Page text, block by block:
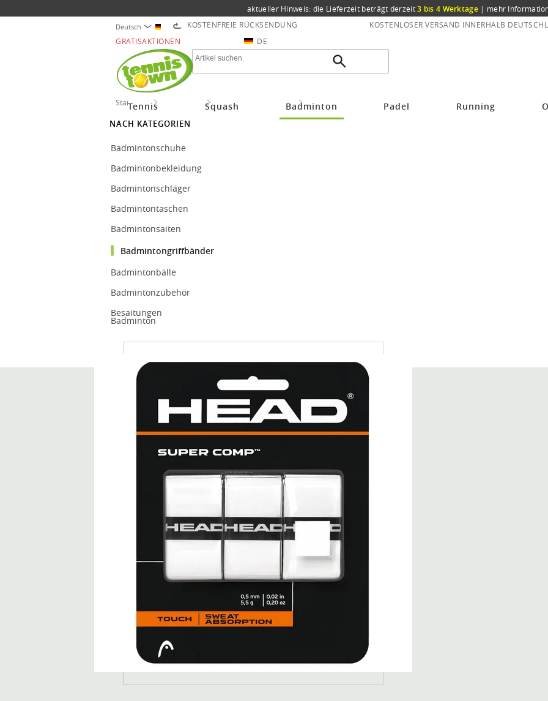
aktueller Hinweis: die Lieferzeit beträgt derzeit3 bis 4 Werktage | mehr
Deutsch KOSTENFREIE RÜCKSENDUNG
KOSTENLOSER VERSAND INNERHALB
GRATISAKTIONEN
DE
Tennis Squash Badminton Padel Running
Startseite Badmintongriffbänder Head Overgrip Super Comp 0.5mm weiss 3er
NACH KATEGORIEN
Badmintonschuhe
Badmintonbekleidung
Badmintonschläger
Badmintontaschen
Badmintonsaiten
Badmintongriffbänder
Badmintonbälle
Badmintonzubehör
Besaitungen
Badminton